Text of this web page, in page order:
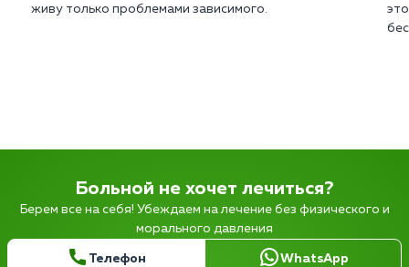
живу только проблемами зависимого.
Больной не хочет лечиться?
Берем все на себя! Убеждаем на лечение без физического и
морального давления
Телефон WhatsApp